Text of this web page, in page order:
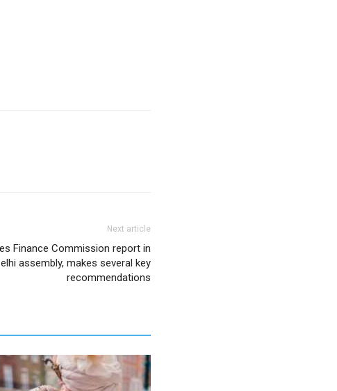
Next article
Finance Commission report in
assembly, makes several key
recommendations